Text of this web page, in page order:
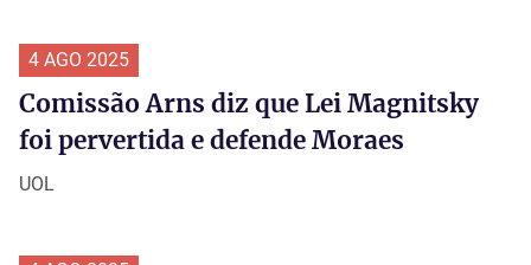
4 AGO 2025
Comissão Arns diz que Lei Magnitsky
foi pervertida e defende Moraes
UOL